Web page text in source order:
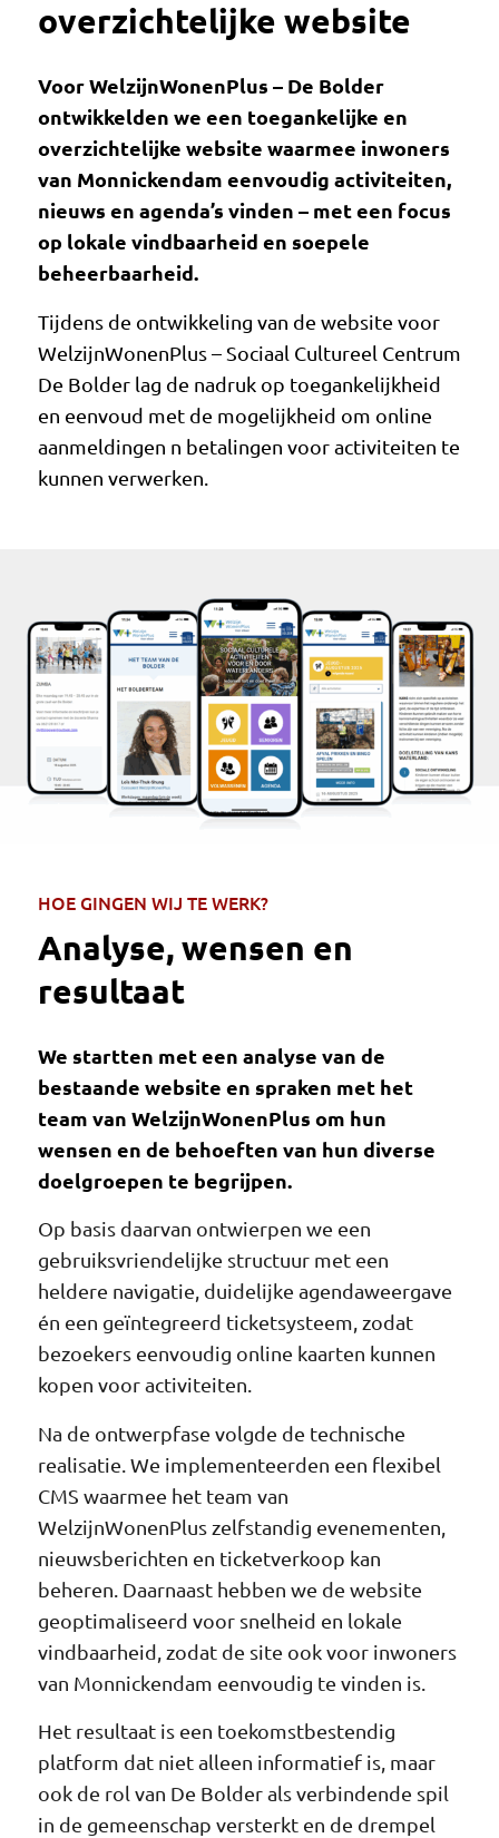
overzichtelijke website
Voor WelzijnWonenPlus – De Bolder
ontwikkelden we een toegankelijke en
overzichtelijke website waarmee inwoners
van Monnickendam eenvoudig activiteiten,
nieuws en agenda’s vinden – met een focus
op lokale vindbaarheid en soepele
beheerbaarheid.
Tijdens de ontwikkeling van de website voor
WelzijnWonenPlus – Sociaal Cultureel Centrum
De Bolder lag de nadruk op toegankelijkheid
en eenvoud met de mogelijkheid om online
aanmeldingen n betalingen voor activiteiten te
kunnen verwerken.
HOE GINGEN WIJ TE WERK?
Analyse, wensen en
resultaat
We startten met een analyse van de
bestaande website en spraken met het
team van WelzijnWonenPlus om hun
wensen en de behoeften van hun diverse
doelgroepen te begrijpen.
Op basis daarvan ontwierpen we een
gebruiksvriendelijke structuur met een
heldere navigatie, duidelijke agendaweergave
én een geïntegreerd ticketsysteem, zodat
bezoekers eenvoudig online kaarten kunnen
kopen voor activiteiten.
Na de ontwerpfase volgde de technische
realisatie. We implementeerden een flexibel
CMS waarmee het team van
WelzijnWonenPlus zelfstandig evenementen,
nieuwsberichten en ticketverkoop kan
beheren. Daarnaast hebben we de website
geoptimaliseerd voor snelheid en lokale
vindbaarheid, zodat de site ook voor inwoners
van Monnickendam eenvoudig te vinden is.
Het resultaat is een toekomstbestendig
platform dat niet alleen informatief is, maar
ook de rol van De Bolder als verbindende spil
in de gemeenschap versterkt en de drempel